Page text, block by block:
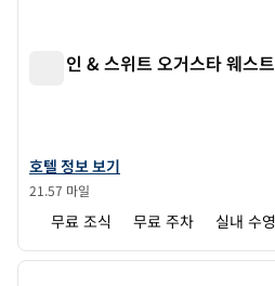
햄튼 인 & 스위트 오거스타 웨스트
햄튼 인 & 스위트 오거스타 웨스트의 호
호텔 정보 보기
21.57 마일
무료 조식 무료 주차 실내 수
1/12